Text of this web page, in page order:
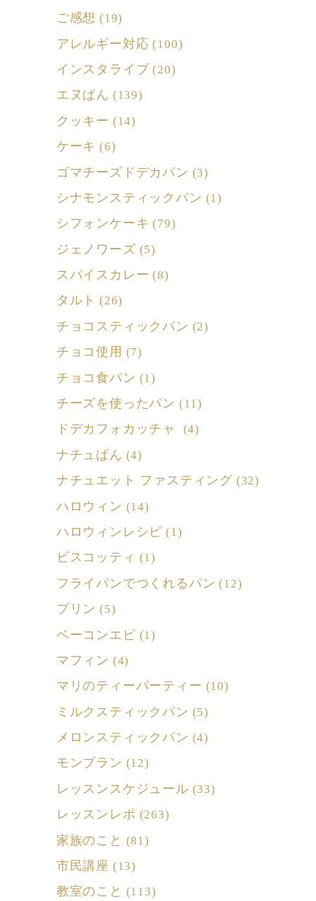
ご感想 (19)
アレルギー対応 (100)
インスタライブ (20)
エヌぱん (139)
クッキー (14)
ケーキ (6)
ゴマチーズドデカパン (3)
シナモンスティックパン (1)
シフォンケーキ (79)
ジェノワーズ (5)
スパイスカレー (8)
タルト (26)
チョコスティックパン (2)
チョコ使用 (7)
チョコ食パン (1)
チーズを使ったパン (11)
ドデカフォカッチャ (4)
ナチュぱん (4)
ナチュエット ファスティング (32)
ハロウィン (14)
ハロウィンレシピ (1)
ビスコッティ (1)
フライパンでつくれるパン (12)
プリン (5)
ベーコンエピ (1)
マフィン (4)
マリのティーパーティー (10)
ミルクスティックパン (5)
メロンスティックパン (4)
モンブラン (12)
レッスンスケジュール (33)
レッスンレポ (263)
家族のこと (81)
市民講座 (13)
教室のこと (113)